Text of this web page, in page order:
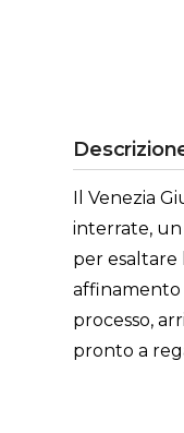
Il Venezia
interrate, un
per esaltare
affinamento
processo,
pronto a